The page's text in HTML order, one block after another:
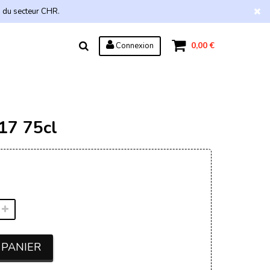
secteur CHR.
0,00 €
Connexion
75cl